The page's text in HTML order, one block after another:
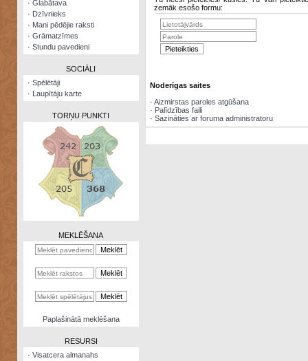
almanahs
Arhīvs
Zināšanu
kalkulators
Nomētātās
· Glabātava
· Dzīvnieks
· Mani pēdējie raksti
· Grāmatzīmes
· Stundu pavedieni
SOCIĀLI
· Spēlētāji
· Laupītāju karte
TORŅU PUNKTI
MEKLĒŠANA
Paplašinātā meklēšana
RESURSI
· Visatcera almanahs
zemāk esošo formu:
Noderīgas saites
· Aizmirstas paroles atgūšana
· Palīdzības faili
· Sazināties ar foruma administratoru